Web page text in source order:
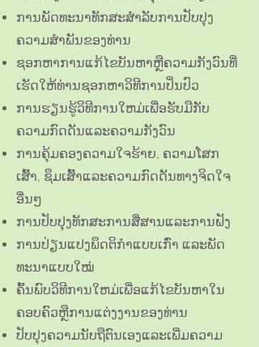
ການພັດທະນາທັກສະສໍາລັບການປັບປຸງ
ຄວາມສໍາພັນຂອງທ່ານ
ຊອກຫາການແກ້ໄຂບັນຫາຫຼືຄວາມກັງວົນທີ່
ເຮັດໃຫ້ທ່ານຊອກຫາວິທີການປິ່ນປົວ
ການຮຽນຮູ້ວິທີການໃຫມ່ເພື່ອຮັບມືກັບ
ຄວາມກົດດັນແລະຄວາມກັງວົນ
ການ​ຄຸ້ມ​ຄອງ​ຄວາມ​ໃຈ​ຮ້າຍ​, ຄວາມ​ໂສກ​
ເສົ້າ​, ຊຶມ​ເສົ້າ​ແລະ​ຄວາມ​ກົດ​ດັນ​ທາງ​ຈິດ​ໃຈ​
ອື່ນໆ​
ການປັບປຸງທັກສະການສື່ສານແລະການຟັງ
ການ​ປ່ຽນ​ແປງ​ພຶດ​ຕິ​ກຳ​ແບບ​ເກົ່າ ແລະ​ພັດ​
ທະ​ນາ​ແບບ​ໃໝ່
ຄົ້ນ​ພົບ​ວິ​ທີ​ການ​ໃຫມ່​ເພື່ອ​ແກ້​ໄຂ​ບັນ​ຫາ​ໃນ​
ຄອບ​ຄົວ​ຫຼື​ການ​ແຕ່ງ​ງານ​ຂອງ​ທ່ານ​
ປັບປຸງຄວາມນັບຖືຕົນເອງແລະເພີ່ມຄວາມ